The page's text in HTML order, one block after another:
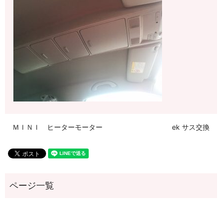
ＭＩＮＩ ヒーターモーター ek サス交換